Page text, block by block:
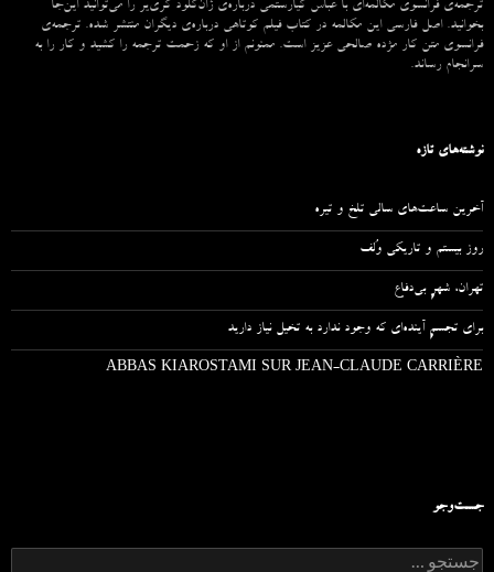
ترجمه‌ی فرانسوی مکالمه‌ای با عباس کیارستمی درباره‌ی ژان‌کلود کری‌یر را می‌توانید این‌جا
بخوانید. اصل فارسی این مکالمه در کتاب فیلم کوتاهی درباره‌ی دیگران منتشر شده. ترجمه‌ی
فرانسوی متن کار مژده صالحی عزیز است. ممنونم از او که زحمت ترجمه را کشید و کار را به
سرانجام رساند.
نوشته‌های تازه
آخرین ساعت‌های سالی تلخ و تیره
روز بیستم و تاریکی وُلف
تهران، شهرِ بی‌دفاع
برای تجسمِ آینده‌ای که وجود ندارد به تخیل نیاز دارید
ABBAS KIAROSTAMI SUR JEAN-CLAUDE CARRIÈRE
جست‌وجو